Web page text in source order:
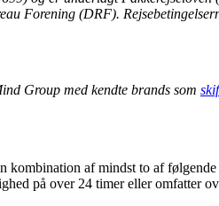
Forening (DRF).
Group med kendte brands som
kombination af mindst to af
på over 24 timer eller omfatter